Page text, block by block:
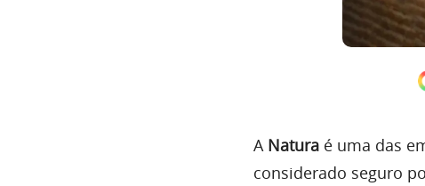
A Natura é uma das
considerado seguro